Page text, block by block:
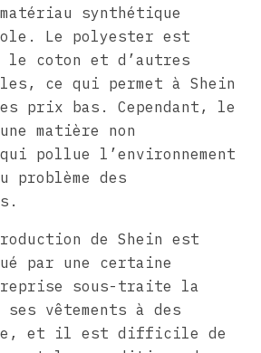
synthétique
Le polyester est
le coton et d’autres
ce qui permet à Shein
prix bas. Cependant, le
matière non
pollue l’environnement
problème des
de Shein est
par une certaine
sous-traite la
vêtements à des
et il est difficile de